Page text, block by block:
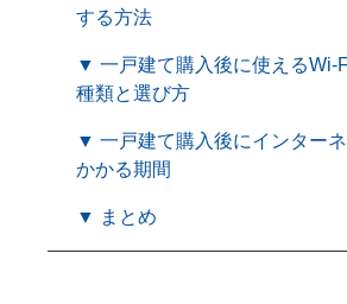
する方法
▼ 一戸建て購入後に使えるWi-
種類と選び方
▼ 一戸建て購入後にインター
かかる期間
▼ まとめ